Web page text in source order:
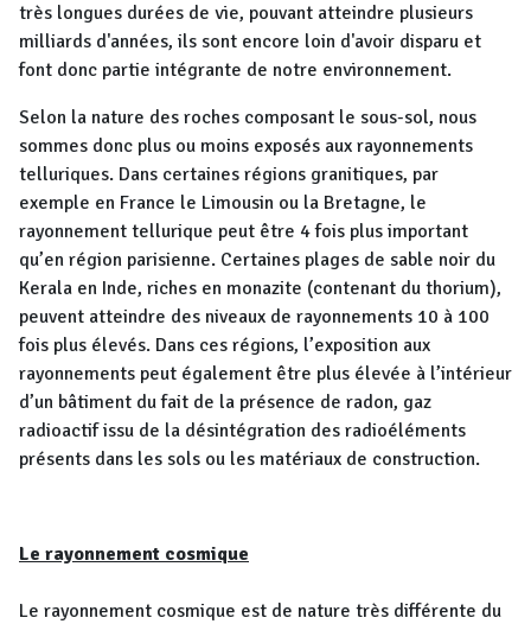
très longues durées de vie, pouvant atteindre plusieurs
milliards d'années, ils sont encore loin d'avoir disparu et
font donc partie intégrante de notre environnement.
Selon la nature des roches composant le sous-sol, nous
sommes donc plus ou moins exposés aux rayonnements
telluriques. Dans certaines régions granitiques, par
exemple en France le Limousin ou la Bretagne, le
rayonnement tellurique peut être 4 fois plus important
qu’en région parisienne. Certaines plages de sable noir du
Kerala en Inde, riches en monazite (contenant du thorium),
peuvent atteindre des niveaux de rayonnements 10 à 100
fois plus élevés. Dans ces régions, l’exposition aux
rayonnements peut également être plus élevée à l’intérieur
d’un bâtiment du fait de la présence de radon, gaz
radioactif issu de la désintégration des radioéléments
présents dans les sols ou les matériaux de construction.
Le rayonnement cosmique
Le rayonnement cosmique est de nature très différente du